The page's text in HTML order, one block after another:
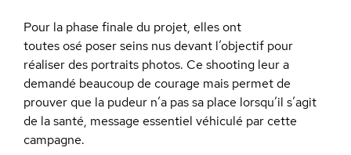
Pour la phase finale du projet, elles ont
toutes osé poser seins nus devant l’objectif pour
réaliser des portraits photos. Ce shooting leur a
demandé beaucoup de courage mais permet de
prouver que la pudeur n’a pas sa place lorsqu’il s’agit
de la santé, message essentiel véhiculé par cette
campagne.